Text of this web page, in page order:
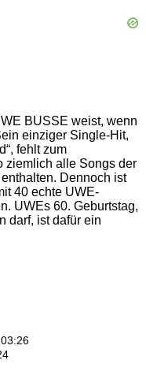
BUSSE weist, wenn
einziger Single-Hit,
fehlt zum
ziemlich alle Songs der
Dennoch ist
40 echte UWE-
UWEs 60. Geburtstag,
darf, ist dafür ein